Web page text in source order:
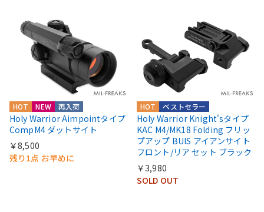
HOT NEW 再入荷
Holy Warrior Aimpointタイプ
CompM4 ダットサイト
￥8,500
残り1点 お早めに
HOT ベストセラー
Holy Warrior Knight'sタイプ
KAC M4/MK18 Folding フリッ
プアップ BUIS アイアンサイト
フロント/リア セット ブラック
￥3,980
SOLD OUT